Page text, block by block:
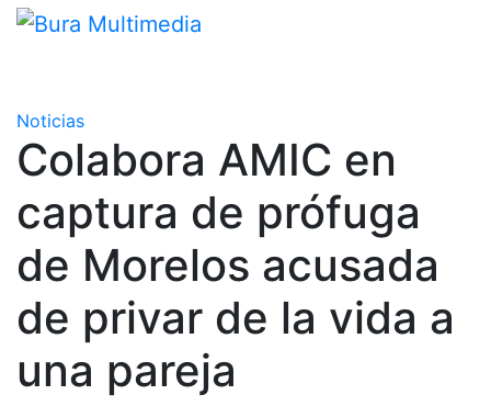
Saltar
Noticias
Colabora AMIC en
captura de prófuga
de Morelos acusada
de privar de la vida a
una pareja